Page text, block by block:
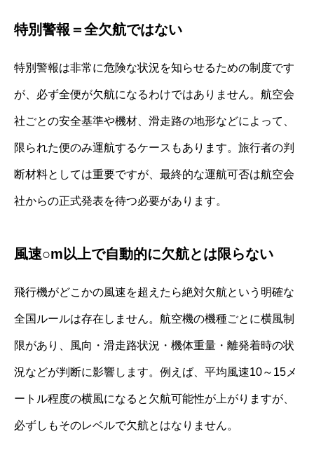
特別警報＝全欠航ではない
特別警報は非常に危険な状況を知らせるための制度です
が、必ず全便が欠航になるわけではありません。航空会
社ごとの安全基準や機材、滑走路の地形などによって、
限られた便のみ運航するケースもあります。旅行者の判
断材料としては重要ですが、最終的な運航可否は航空会
社からの正式発表を待つ必要があります。
風速○m以上で自動的に欠航とは限らない
飛行機がどこかの風速を超えたら絶対欠航という明確な
全国ルールは存在しません。航空機の機種ごとに横風制
限があり、風向・滑走路状況・機体重量・離発着時の状
況などが判断に影響します。例えば、平均風速10～15メ
ートル程度の横風になると欠航可能性が上がりますが、
必ずしもそのレベルで欠航とはなりません。